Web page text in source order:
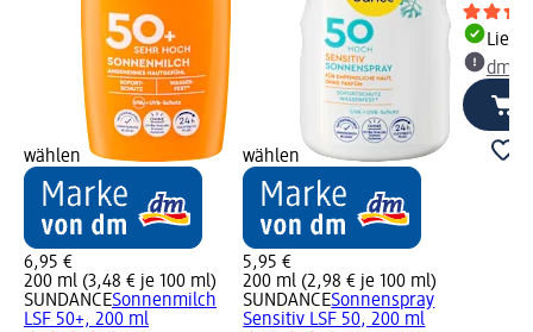
wählen
6,95 €
200 ml (3,48 € je 100 ml)
SUNDANCESonnenmilch
LSF 50+, 200 ml
wählen
5,95 €
200 ml (2,98 € je 100 ml)
SUNDANCESonnenspray
Sensitiv LSF 50, 200 ml
dm